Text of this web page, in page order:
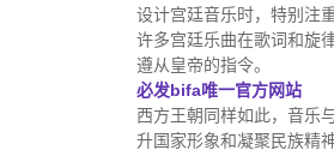
设计宫廷音乐时，特别注
许多宫廷乐曲在歌词和旋
遵从皇帝的指令。
必发bifa唯一官方网站
西方王朝同样如此，音乐
升国家形象和凝聚民族精